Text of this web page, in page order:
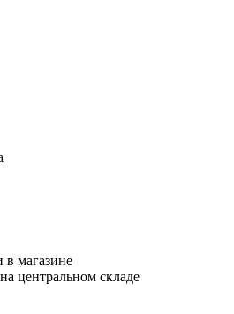
в магазине
центральном складе